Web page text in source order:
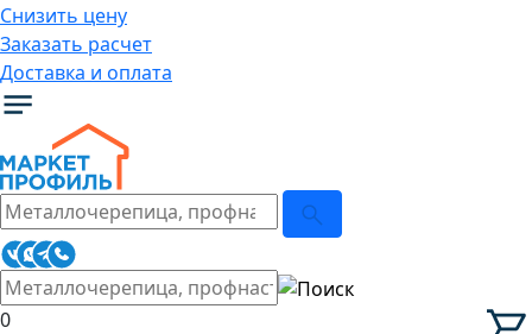
Снизить цену
Заказать расчет
Доставка и оплата
0